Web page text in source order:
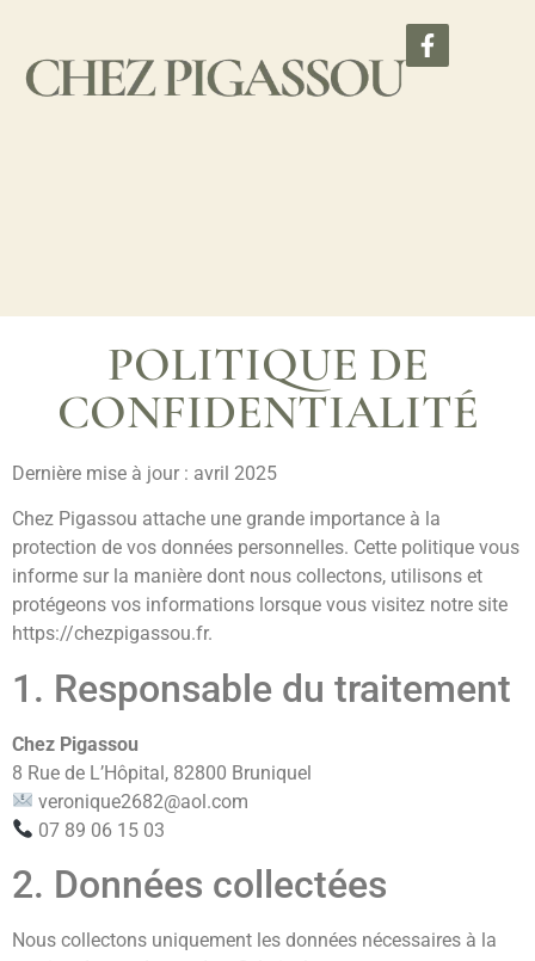
POLITIQUE DE
CONFIDENTIALITÉ
Dernière mise à jour : avril 2025
Chez Pigassou attache une grande importance à la
protection de vos données personnelles. Cette politique vous
informe sur la manière dont nous collectons, utilisons et
protégeons vos informations lorsque vous visitez notre site
https://chezpigassou.fr.
1. Responsable du traitement
Chez Pigassou
8 Rue de L’Hôpital, 82800 Bruniquel
veronique2682@aol.com
07 89 06 15 03
2. Données collectées
Nous collectons uniquement les données nécessaires à la